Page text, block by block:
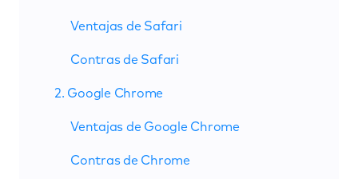
Ventajas de Safari
Contras de Safari
2. Google Chrome
Ventajas de Google Chrome
Contras de Chrome